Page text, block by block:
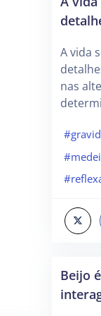
A vida
nas
Beijo